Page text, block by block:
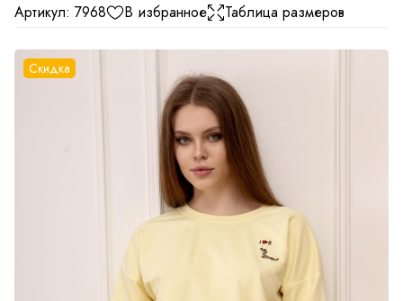
Артикул: 7968 В избранное Таблица размеров
Скидка